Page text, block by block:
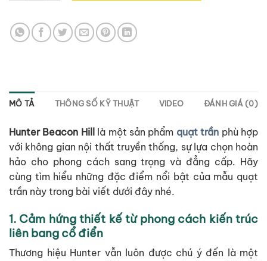
MÔ TẢ THÔNG SỐ KỸ THUẬT VIDEO ĐÁNH GIÁ (0)
Hunter Beacon Hilllà một sản phẩm quạt trần phù hợp
với không gian nội thất truyền thống, sự lựa chọn hoàn
hảo cho phong cách sang trọng và đẳng cấp. Hãy
cùng tìm hiểu những đặc điểm nổi bật của mẫu quạt
trần này trong bài viết dưới đây nhé.
1. Cảm hứng thiết kế từ phong cách kiến trúc
liên bang cổ điển
Thương hiệu Hunter vẫn luôn được chú ý đến là một